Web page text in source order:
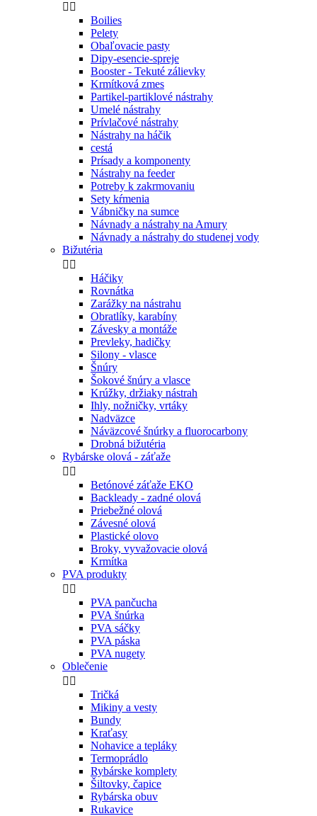
 
Boilies
Pelety
Obaľovacie pasty
Dipy-esencie-spreje
Booster - Tekuté zálievky
Krmítková zmes
Partikel-partiklové nástrahy
Umelé nástrahy
Prívlačové nástrahy
Nástrahy na háčik
cestá
Prísady a komponenty
Nástrahy na feeder
Potreby k zakrmovaniu
Sety kŕmenia
Vábničky na sumce
Návnady a nástrahy na Amury
Návnady a nástrahy do studenej vody
Bižutéria
 
Háčiky
Rovnátka
Zarážky na nástrahu
Obratlíky, karabíny
Závesky a montáže
Prevleky, hadičky
Silony - vlasce
Šnúry
Šokové šnúry a vlasce
Krúžky, držiaky nástrah
Ihly, nožničky, vrtáky
Nadväzce
Náväzcové šnúrky a fluorocarbony
Drobná bižutéria
Rybárske olová - záťaže
 
Betónové záťaže EKO
Backleady - zadné olová
Priebežné olová
Závesné olová
Plastické olovo
Broky, vyvažovacie olová
Krmítka
PVA produkty
 
PVA pančucha
PVA šnúrka
PVA sáčky
PVA páska
PVA nugety
Oblečenie
 
Tričká
Mikiny a vesty
Bundy
Kraťasy
Nohavice a tepláky
Termoprádlo
Rybárske komplety
Šiltovky, čapice
Rybárska obuv
Rukavice